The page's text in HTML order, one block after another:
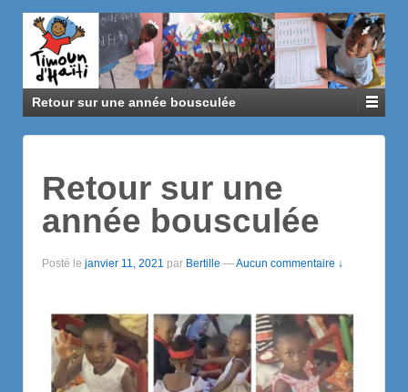
Retour sur une année bousculée
Retour sur une
année bousculée
Posté le janvier 11, 2021 par Bertille —Aucun commentaire ↓